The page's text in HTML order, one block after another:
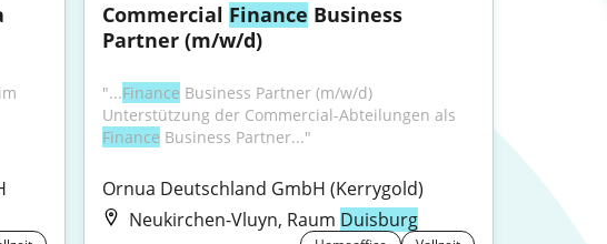
Commercial Finance Business
Partner (m/w/d)
"...Finance Business Partner (m/w/d)
Finance Business Partner..."
Ornua Deutschland GmbH (Kerrygold)
Neukirchen-Vluyn, Raum Duisburg